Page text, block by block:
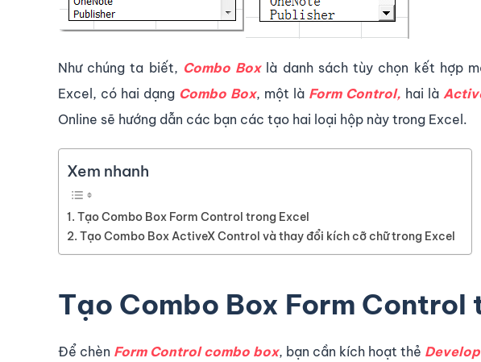
Như chúng ta biết, Combo Box là danh sách tùy chọn kết hợp
Excel, có hai dạng Combo Box, một là Form Control, hai là
Online sẽ hướng dẫn các bạn các tạo hai loại hộp này trong Excel.
Xem nhanh
Tạo Combo Box Form Control trong Excel
Tạo Combo Box ActiveX Control và thay đổi kích cỡ chữ trong Excel
Tạo Combo Box Form Control
Để chèn Form Control combo box, bạn cần kích hoạt thẻ